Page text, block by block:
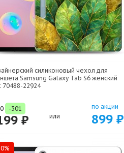
силиконовый чехол для
Samsung Galaxy Tab S6 женский
70488-22924
-301
₽ или
по акции
899 ₽